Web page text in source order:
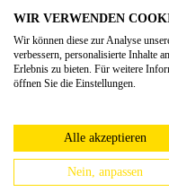
Copyright
Königstetter
europäschen Online-
WIR VERWENDEN
Wir können diese zur Analyse
verbessern, personalisierte Inhalte
Erlebnis zu bieten. Für weitere
öffnen Sie die Einstellungen.
Alle akzeptieren
Nein, anpassen